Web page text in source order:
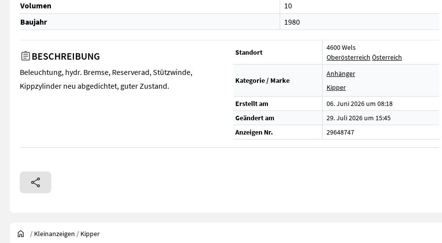
Volumen
10
Baujahr
1980
BESCHREIBUNG
Beleuchtung, hydr. Bremse, Reserverad, Stützwinde,
Kippzylinder neu abgedichtet, guter Zustand.
Standort
4600 Wels
Oberösterreich Österreich
Kategorie / Marke
Anhänger
Kipper
Erstellt am
06. Juni 2026 um 08:18
Geändert am
29. Juli 2026 um 15:45
Anzeigen Nr.
29648747
/ Kleinanzeigen / Kipper